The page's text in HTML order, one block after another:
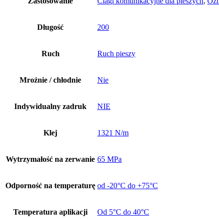
Długość 200
Ruch Ruch pieszy
Mroźnie / chłodnie Nie
Indywidualny zadruk NIE
Klej 1321 N/m
Wytrzymałość na zerwanie 65 MPa
Odporność na temperaturę od -20°C do +75°C
Temperatura aplikacji Od 5°C do 40°C